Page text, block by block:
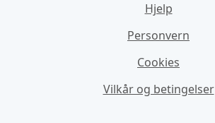
Hjelp
Personvern
Cookies
Vilkår og betingelser